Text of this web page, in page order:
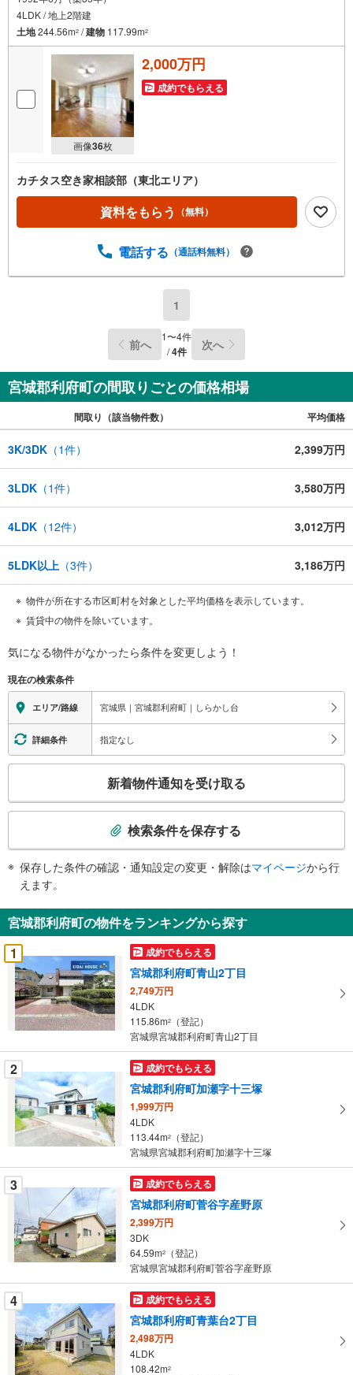
4LDK / 地上2階建
土地244.56m2 /建物 117.99m2
画像36枚
2,000万円
成約でもらえる
カチタス空き家相談部（東北エリア）
資料をもらう （無料）
電話する （通話料無料）
1
前へ 1〜4件
/4件 次へ
宮城郡利府町の間取りごとの価格相場
間取り（該当物件数） 平均価格
3K/3DK （1件） 2,399万円
3LDK （1件） 3,580万円
4LDK （12件） 3,012万円
5LDK以上 （3件） 3,186万円
物件が所在する市区町村を対象とした平均価格を表示しています。
賃貸中の物件を除いています。
気になる物件がなかったら条件を変更しよう！
現在の検索条件
エリア/路線 宮城県｜宮城郡利府町｜しらかし台
詳細条件 指定なし
検
知
を
受
け
取
る
・
条
件
を
マ
イ
ペ
ー
に
保
す
る
新着物件通知を受け取る
検索条件を保存する
保存した条件の確認・通知設定の変更・解除はマイページから行
えます。
宮城郡利府町の物件をランキングから探す
1
成約でもらえる
宮城郡利府町青山2丁目
2,749万円
4LDK
115.86m2
（登記）
宮城県宮城郡利府町青山2丁目
2 成約でもらえる
宮城郡利府町加瀬字十三塚
1,999万円
4LDK
113.44m2
（登記）
宮城県宮城郡利府町加瀬字十三塚
3 成約でもらえる
宮城郡利府町菅谷字産野原
2,399万円
3DK
64.59m2
（登記）
宮城県宮城郡利府町菅谷字産野原
4 成約でもらえる
宮城郡利府町青葉台2丁目
2,498万円
4LDK
108.42m2